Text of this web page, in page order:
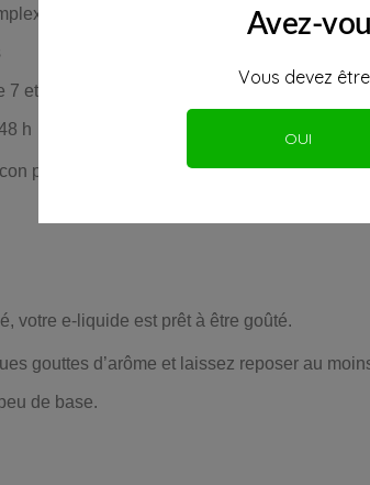
Avez-
Vous devez
OUI
: 3 semaines ou plus
et 15 jours
h
pendant la maturation pour
votre e-liquide est prêt à être goûté.
gouttes d’arôme et laissez reposer au
de base.